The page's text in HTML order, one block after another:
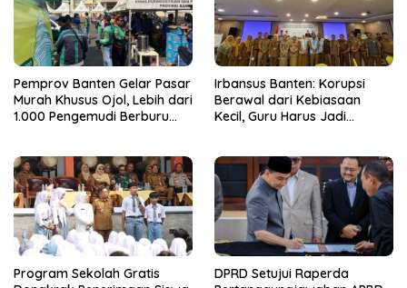
Pemprov Banten Gelar Pasar
Murah Khusus Ojol, Lebih dari
1.000 Pengemudi Berburu
Irbansus Banten: Korupsi
Berawal dari Kebiasaan
Kecil, Guru Harus Jadi
Program Sekolah Gratis
DPRD Setujui Raperda